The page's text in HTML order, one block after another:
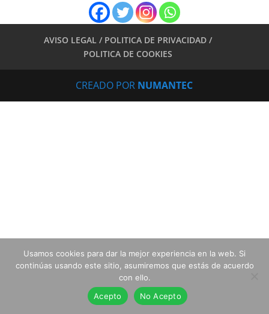
AVISO LEGAL / POLITICA DE PRIVACIDAD /
POLITICA DE COOKIES
CREADO POR NUMANTEC
Usamos cookies para dar la mejor experiencia en la web. Si
continúas usando este sitio, asumiremos que estás de acuerdo
con ello.
Acepto
No Acepto